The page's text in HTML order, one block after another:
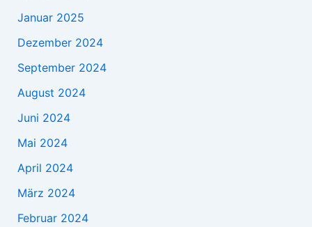
Januar 2025
Dezember 2024
September 2024
August 2024
Juni 2024
Mai 2024
April 2024
März 2024
Februar 2024